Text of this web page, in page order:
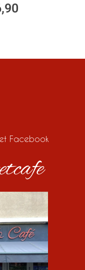
Facebook